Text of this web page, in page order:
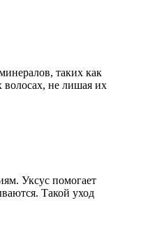
таких как
волосах, не лишая их
Уксус помогает
Такой уход